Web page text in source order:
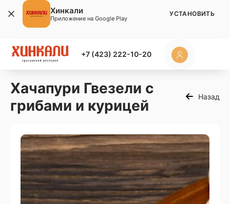
+7 (423) 222-10-20
Хачапури Гвезели с
грибами и курицей
Назад
Хинкали
Приложение на Google Play
УСТАНОВИТЬ